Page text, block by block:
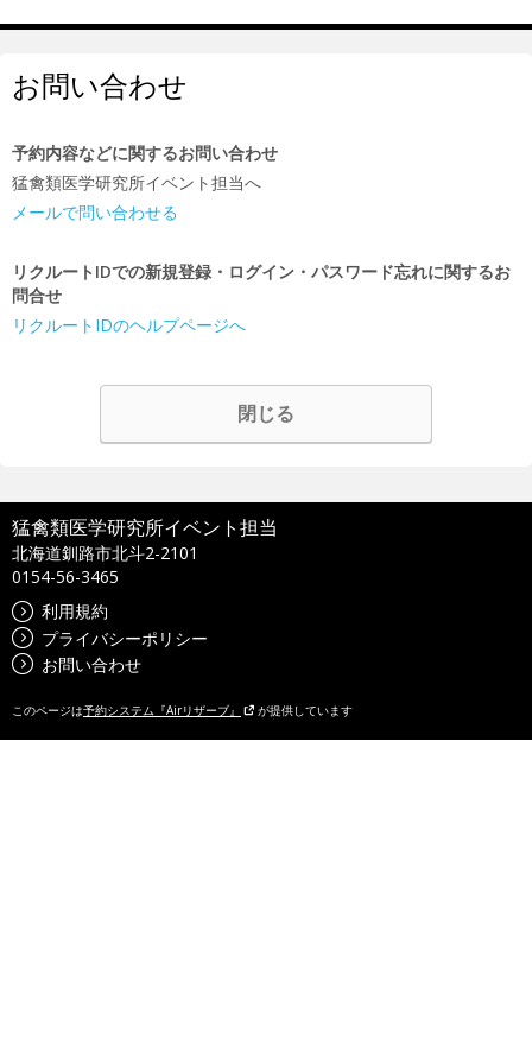
お問い合わせ
予約内容などに関するお問い合わせ
猛禽類医学研究所イベント担当へ
メールで問い合わせる
リクルートIDでの新規登録・ログイン・パスワード忘れに関するお
問合せ
リクルートIDのヘルプページへ
閉じる
猛禽類医学研究所イベント担当
北海道釧路市北斗2-2101
0154-56-3465
利用規約
プライバシーポリシー
お問い合わせ
このページは予約システム『Airリザーブ』 が提供しています